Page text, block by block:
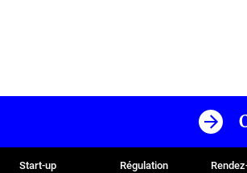
Start-up
Régulation